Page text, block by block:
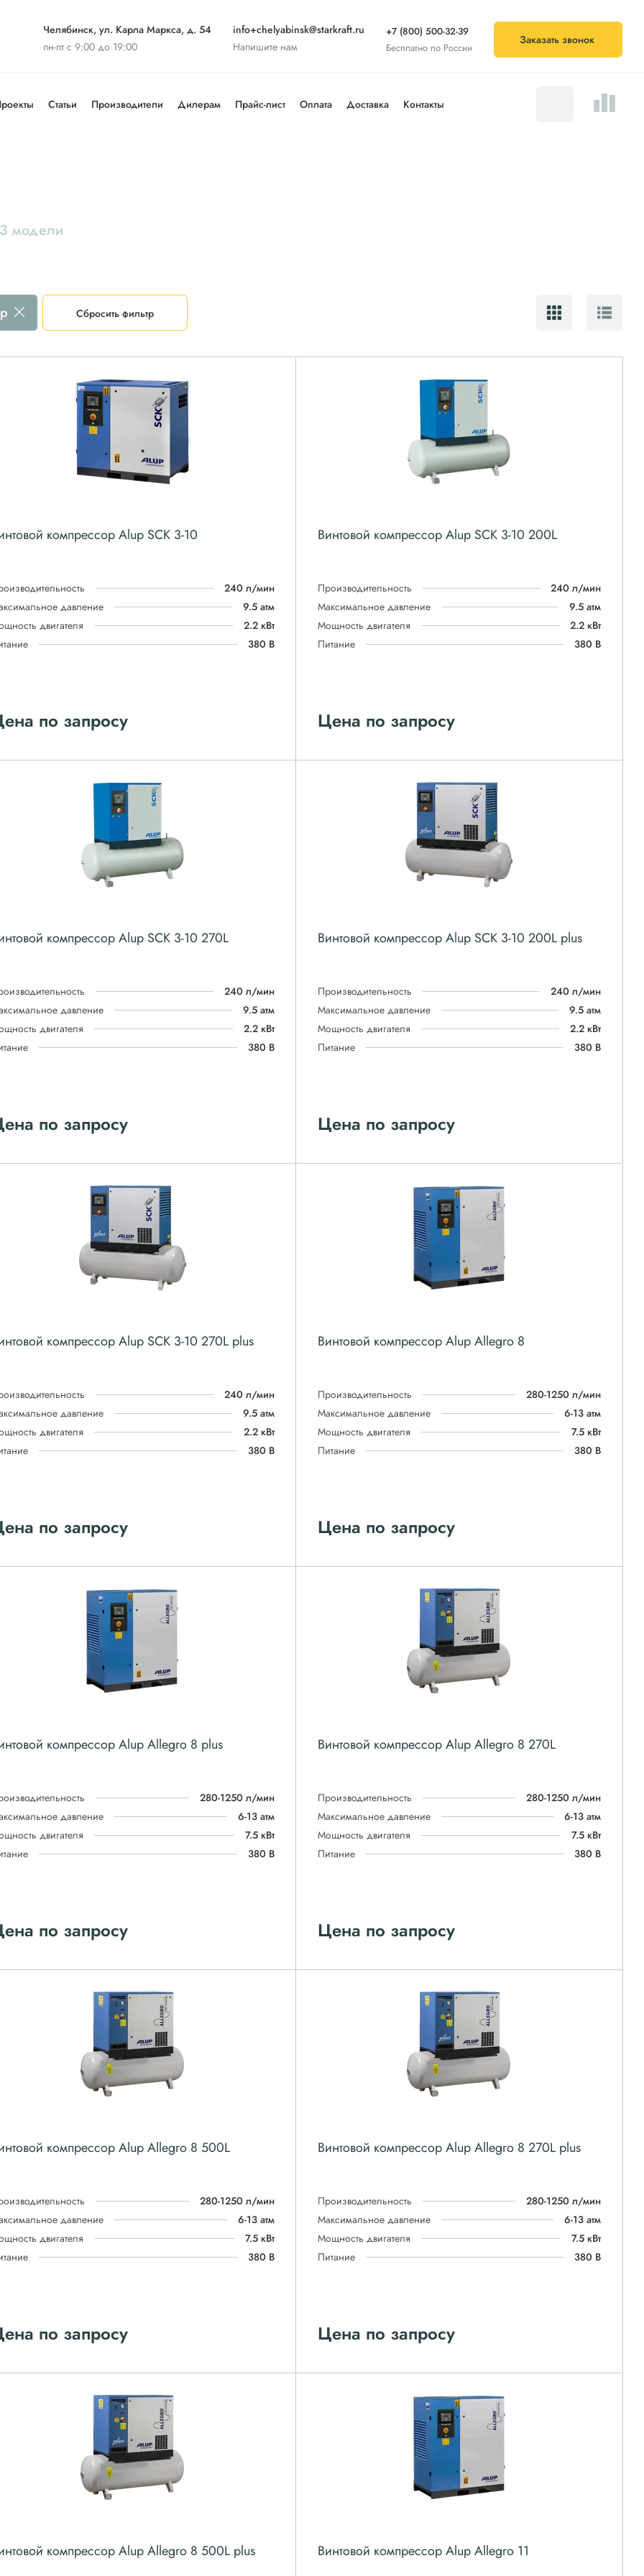
Челябинск, ул. Карла Маркса, д. 54
пн-пт с 9:00 до 19:00
info+chelyabinsk@starkraft.ru
Напишите нам
+7 (800) 500-32-39
Бесплатно по России
Заказать звонок
Статьи Производители Дилерам Прайс-лист Оплата Доставка Контакты
модели
Сбросить фильтр
компрессор Alup SCK 3-10
240 л/мин
давление
9.5 атм
двигателя
2.2 кВт
380 В
по запросу
Винтовой компрессор Alup SCK 3-10 200L
Производительность
240 л/мин
Максимальное давление
9.5 атм
Мощность двигателя
2.2 кВт
Питание
380 В
Цена по запросу
компрессор Alup SCK 3-10 270L
240 л/мин
давление
9.5 атм
двигателя
2.2 кВт
380 В
по запросу
Винтовой компрессор Alup SCK 3-10 200L plus
Производительность
240 л/мин
Максимальное давление
9.5 атм
Мощность двигателя
2.2 кВт
Питание
380 В
Цена по запросу
компрессор Alup SCK 3-10 270L plus
240 л/мин
давление
9.5 атм
двигателя
2.2 кВт
380 В
по запросу
Винтовой компрессор Alup Allegro 8
Производительность
280-1250 л/мин
Максимальное давление
6-13 атм
Мощность двигателя
7.5 кВт
Питание
380 В
Цена по запросу
компрессор Alup Allegro 8 plus
280-1250 л/мин
давление
6-13 атм
двигателя
7.5 кВт
380 В
по запросу
Винтовой компрессор Alup Allegro 8 270L
Производительность
280-1250 л/мин
Максимальное давление
6-13 атм
Мощность двигателя
7.5 кВт
Питание
380 В
Цена по запросу
компрессор Alup Allegro 8 500L
280-1250 л/мин
давление
6-13 атм
двигателя
7.5 кВт
380 В
по запросу
Винтовой компрессор Alup Allegro 8 270L plus
Производительность
280-1250 л/мин
Максимальное давление
6-13 атм
Мощность двигателя
7.5 кВт
Питание
380 В
Цена по запросу
компрессор Alup Allegro 8 500L plus Винтовой компрессор Alup Allegro 11